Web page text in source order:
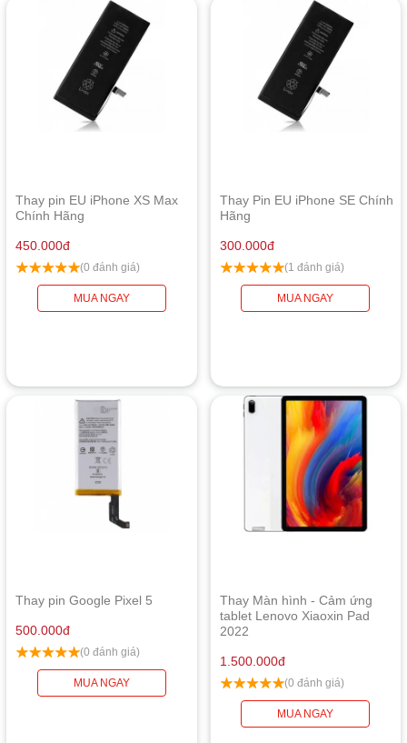
Thay pin EU iPhone XS Max
Chính Hãng
450.000đ
(0 đánh giá)
MUA NGAY
Thay Pin EU iPhone SE Chính
Hãng
300.000đ
(1 đánh giá)
MUA NGAY
Thay pin Google Pixel 5
500.000đ
(0 đánh giá)
MUA NGAY
Thay Màn hình - Cảm ứng
tablet Lenovo Xiaoxin Pad
2022
1.500.000đ
(0 đánh giá)
MUA NGAY